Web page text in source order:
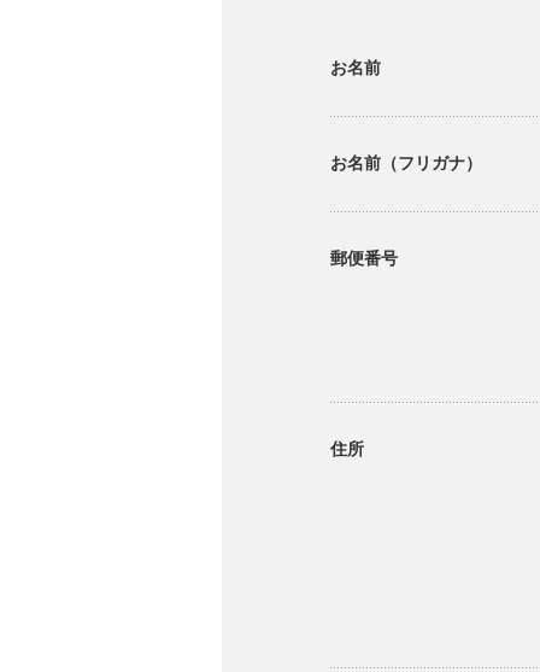
お名前
お名前（フリガナ）
郵便番号
住所